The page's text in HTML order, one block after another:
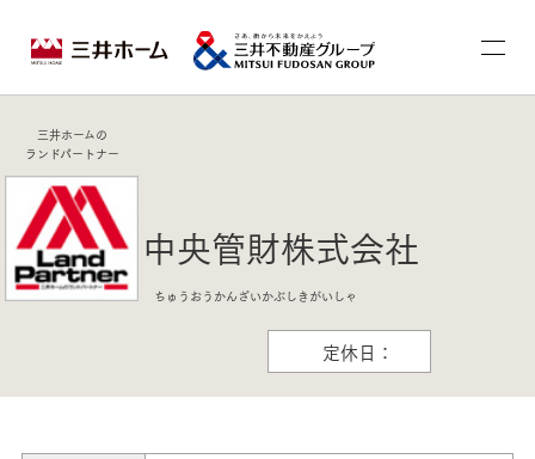
三井ホームの
ランドパートナー
中央管財株式会社
ちゅうおうかんざいかぶしきがいしゃ
定休日：